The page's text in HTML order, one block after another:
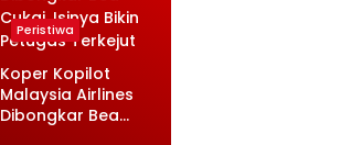
Peristiwa
Koper Kopilot
Malaysia Airlines
Dibongkar Bea